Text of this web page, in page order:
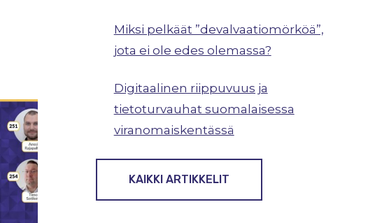
Miksi pelkäät ”devalvaatiomörköä”,
jota ei ole edes olemassa?
Digitaalinen riippuvuus ja
tietoturvauhat suomalaisessa
viranomaiskentässä
KAIKKI ARTIKKELIT